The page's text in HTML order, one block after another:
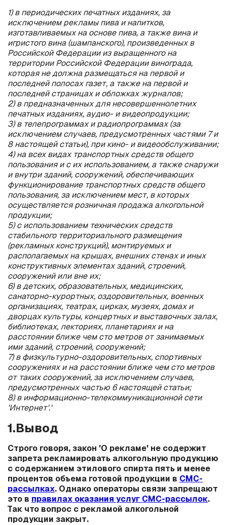
1) в периодических печатных изданиях, за
исключением рекламы пива и напитков,
изготавливаемых на основе пива, а также вина и
игристого вина (шампанского), произведенных в
Российской Федерации из выращенного на
территории Российской Федерации винограда,
которая не должна размещаться на первой и
последней полосах газет, а также на первой и
последней страницах и обложках журналов;
2) в предназначенных для несовершеннолетних
печатных изданиях, аудио- и видеопродукции;
3) в телепрограммах и радиопрограммах (за
исключением случаев, предусмотренных частями 7 и
8 настоящей статьи), при кино- и видеообслуживании;
4) на всех видах транспортных средств общего
пользования и с их использованием, а также снаружи
и внутри зданий, сооружений, обеспечивающих
функционирование транспортных средств общего
пользования, за исключением мест, в которых
осуществляется розничная продажа алкогольной
продукции;
5) с использованием технических средств
стабильного территориального размещения
(рекламных конструкций), монтируемых и
располагаемых на крышах, внешних стенах и иных
конструктивных элементах зданий, строений,
сооружений или вне их;
6) в детских, образовательных, медицинских,
санаторно-курортных, оздоровительных, военных
организациях, театрах, цирках, музеях, домах и
дворцах культуры, концертных и выставочных залах,
библиотеках, лекториях, планетариях и на
расстоянии ближе чем сто метров от занимаемых
ими зданий, строений, сооружений;
7) в физкультурно-оздоровительных, спортивных
сооружениях и на расстоянии ближе чем сто метров
от таких сооружений, за исключением случаев,
предусмотренных частью 6 настоящей статьи;
8) в информационно-телекоммуникационной сети
'Интернет'.'
1.Вывод
Строго говоря, закон 'О рекламе' не содержит
запрета рекламировать алкогольную продукцию
с содержанием этилового спирта пять и менее
процентов объема готовой продукции в СМС-
рассылках. Однако операторы связи запрещают
это в правилах оказания услуг СМС-рассылок.
Так что вопрос с рекламой алкогольной
продукции закрыт.